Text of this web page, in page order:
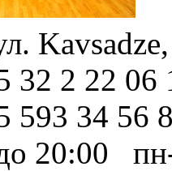
32 2 22 06
593 34 56
20:00